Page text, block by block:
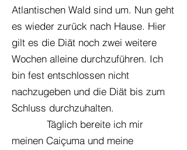
Atlantischen Wald sind um. Nun geht
es wieder zurück nach Hause. Hier
gilt es die Diät noch zwei weitere
Wochen alleine durchzuführen. Ich
bin fest entschlossen nicht
nachzugeben und die Diät bis zum
Schluss durchzuhalten.
Täglich bereite ich mir
meinen Caiçuma und meine